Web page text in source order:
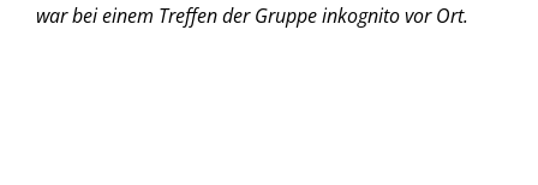
war bei einem Treffen der Gruppe inkognito vor Ort.